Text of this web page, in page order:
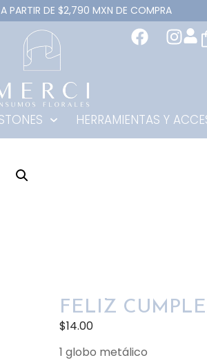
PARTIR DE $2,790 MXN DE COMPRA
HERRAMIENTAS Y
FELIZ
$14.00
1 globo metálico